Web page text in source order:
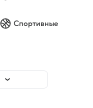
Спортивные